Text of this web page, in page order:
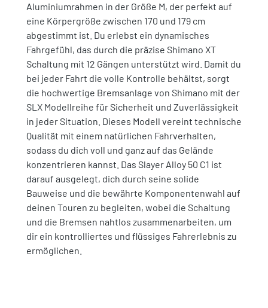
Aluminiumrahmen in der Größe M, der perfekt auf
eine Körpergröße zwischen 170 und 179 cm
abgestimmt ist. Du erlebst ein dynamisches
Fahrgefühl, das durch die präzise Shimano XT
Schaltung mit 12 Gängen unterstützt wird. Damit du
bei jeder Fahrt die volle Kontrolle behältst, sorgt
die hochwertige Bremsanlage von Shimano mit der
SLX Modellreihe für Sicherheit und Zuverlässigkeit
in jeder Situation. Dieses Modell vereint technische
Qualität mit einem natürlichen Fahrverhalten,
sodass du dich voll und ganz auf das Gelände
konzentrieren kannst. Das Slayer Alloy 50 C1 ist
darauf ausgelegt, dich durch seine solide
Bauweise und die bewährte Komponentenwahl auf
deinen Touren zu begleiten, wobei die Schaltung
und die Bremsen nahtlos zusammenarbeiten, um
dir ein kontrolliertes und flüssiges Fahrerlebnis zu
ermöglichen.